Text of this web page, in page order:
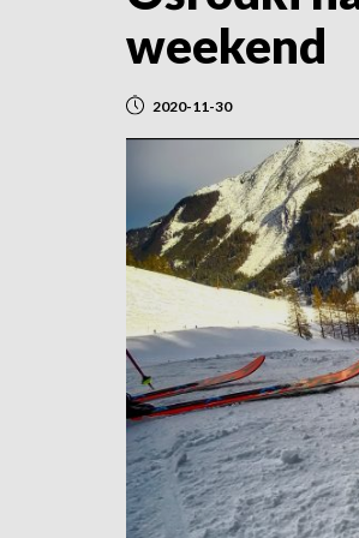
weekend
2020-11-30